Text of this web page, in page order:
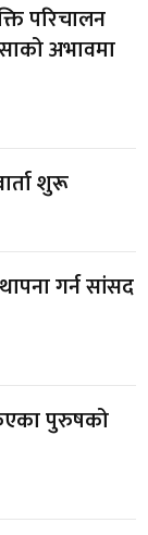
परिचालन
अभावमा
शुरू
गर्न सांसद
पुरुषको